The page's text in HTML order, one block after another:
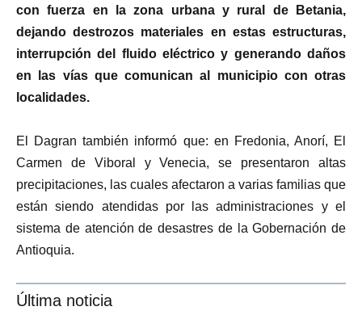
con fuerza en la zona urbana y rural de Betania,
dejando destrozos materiales en estas estructuras,
interrupción del fluido eléctrico y generando daños
en las vías que comunican al municipio con otras
localidades.
El Dagran también informó que: en Fredonia, Anorí, El
Carmen de Viboral y Venecia, se presentaron altas
precipitaciones, las cuales afectaron a varias familias que
están siendo atendidas por las administraciones y el
sistema de atención de desastres de la Gobernación de
Antioquia.
Última noticia